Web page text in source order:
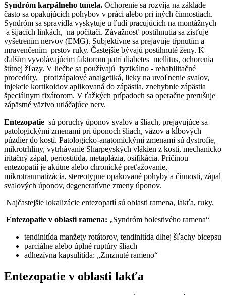
Syndróm karpálneho tunela. Ochorenie sa rozvíja na základe
často sa opakujúcich pohybov v práci alebo pri iných činnostiach.
Syndróm sa spravidla vyskytuje u ľudí pracujúcich na montážnych
a šijacích linkách, na počítači. Závažnosť postihnutia sa zisťuje
vyšetrením nervov (EMG). Subjektívne sa prejavuje tŕpnutím a
mravenčením prstov ruky. Častejšie bývajú postihnuté ženy. K
ďalším vyvolávajúcim faktorom patrí diabetes mellitus, ochorenia
štítnej žľazy. V liečbe sa používajú fyzikálno - rehabilitačné
procedúry, protizápalové analgetiká, lieky na uvoľnenie svalov,
injekcie kortikoidov aplikovaná do zápästia, znehybnie zápästia
špeciálnym fixátorom. V ťažkých prípadoch sa operačne prerušuje
zápästné väzivo utláčajúce nerv.
Entezopatie sú poruchy úponov svalov a šliach, prejavujúce sa
patologickými zmenami pri úponoch šliach, väzov a kĺbových
púzdier do kostí. Patologicko-anatomickými zmenami sú dystrofie,
mikrotrhliny, vytrhávanie Sharpeyských vlákien z kosti, mechanicko
iritačný zápal, periostitída, metaplázia, osifikácia. Príčinou
entezopatií je akútne alebo chronické preťažovanie,
mikrotraumatizácia, stereotypne opakované pohyby a činnosti, zápal
svalových úponov, degeneratívne zmeny úponov.
Najčastejšie lokalizácie entezopatií sú oblasti ramena, lakťa, ruky.
Entezopatie v oblasti ramena: „Syndróm bolestivého ramena“
tendinitída manžety rotátorov, tendinitída dlhej šľachy bicepsu
parciálne alebo úplné ruptúry šliach
adhezívna kapsulitída: „Zmznuté rameno“
Entezopatie v oblasti lakťa